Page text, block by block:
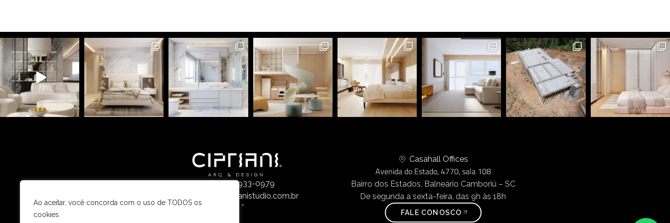
Ao aceitar, você concorda com o uso de TODOS os
cookies.
(48) 99933-0979
contato@ciprianistudio.com.br
Casahall Offices
Avenida do Estado, 4770, sala 108
Bairro dos Estados, Balneário Camboriú – SC
De segunda a sexta-feira, das 9h às 18h
FALE CONOSCO